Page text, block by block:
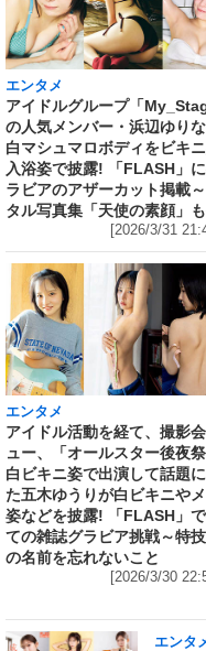
エンタメ
アイドルグループ「
の人気メンバー・浜辺ゆり
白マシュマロボディをビキ
入浴姿で披露! 「FLASH」
ラビアのアザーカット掲載
タル写真集「天使の素顔」
[2026/3/31
エンタメ
アイドル活動を経て、撮影
ュー、「オールスター後夜
白ビキニ姿で出演して話題
た五木ゆうりが白ビキニや
姿などを披露! 「FLASH」
ての雑誌グラビア挑戦～特
の名前を忘れないこと
[2026/3/30
エンタ